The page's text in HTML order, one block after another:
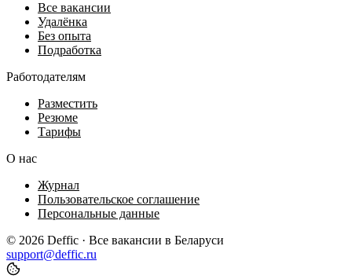
Все вакансии
Удалёнка
Без опыта
Подработка
Работодателям
Разместить
Резюме
Тарифы
О нас
Журнал
Пользовательское соглашение
Персональные данные
© 2026 Deffic · Все вакансии в Беларуси
support@deffic.ru